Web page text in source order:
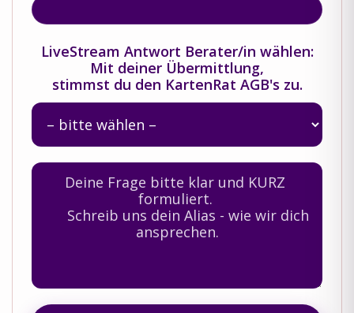
LiveStream Antwort Berater/in wählen:
Mit deiner Übermittlung,
stimmst du den KartenRat AGB's zu.